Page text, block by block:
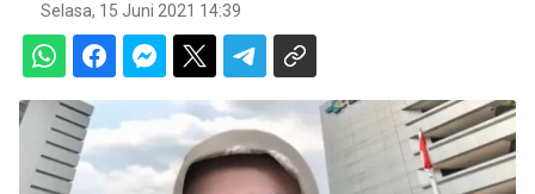
Selasa, 15 Juni 2021 14:39